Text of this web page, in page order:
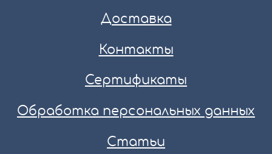
Доставка
Контакты
Сертификаты
Обработка персональных данных
Статьи